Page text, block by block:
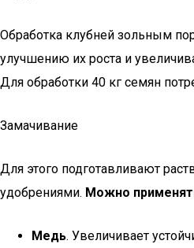
Обработка клубней зольным
улучшению их роста и
Для обработки 40 кг семян
Замачивание
Для этого подготавливают
удобрениями. Можно
Медь. Увеличивает